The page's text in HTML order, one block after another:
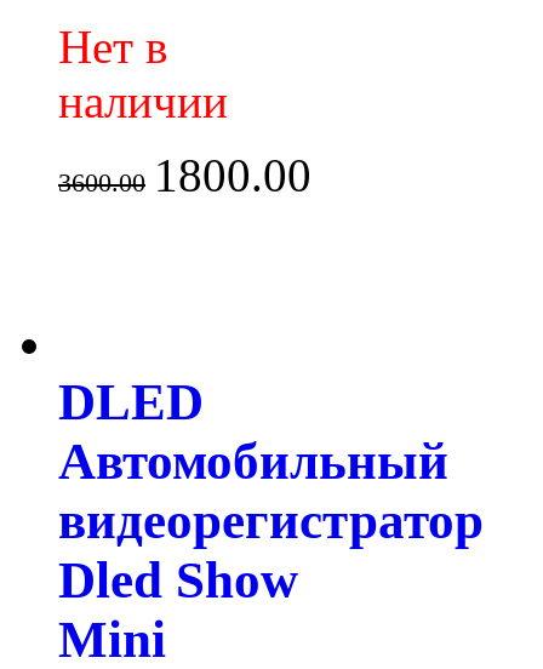
Нет в
наличии
3600.00 1800.00
DLED
Автомобильный
видеорегистратор
Dled Show
Mini